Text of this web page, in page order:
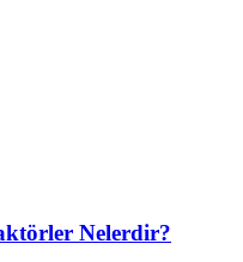
Nelerdir?